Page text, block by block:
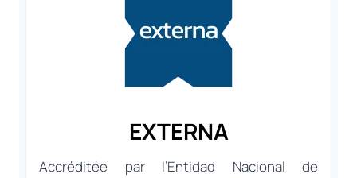
EXTERNA
Accréditée par l’Entidad Nacional de